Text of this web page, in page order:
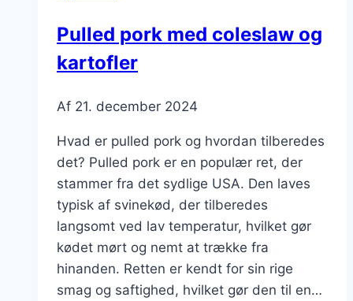
grillfesten
Pulled pork med coleslaw og
kartofler
Af 21. december 2024
Hvad er pulled pork og hvordan tilberedes
det? Pulled pork er en populær ret, der
stammer fra det sydlige USA. Den laves
typisk af svinekød, der tilberedes
langsomt ved lav temperatur, hvilket gør
kødet mørt og nemt at trække fra
hinanden. Retten er kendt for sin rige
smag og saftighed, hvilket gør den til en…